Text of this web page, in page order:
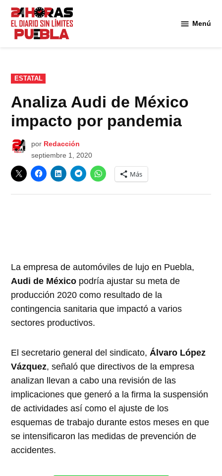
Saltar
contenido
Menú
PUBLICADO
EN
ESTATAL
Analiza Audi de México
impacto por pandemia
por Redacción
septiembre 1, 2020
Más
La empresa de automóviles de lujo en Puebla,
Audi de México podría ajustar su meta de
producción 2020 como resultado de la
contingencia sanitaria que impactó a varios
sectores productivos.
El secretario general del sindicato,Álvaro López
Vázquez, señaló que directivos de la empresa
analizan llevan a cabo una revisión de las
implicaciones que generó a la firma la suspensión
de actividades así como el ajuste de los
esquemas de trabajo durante estos meses en que
se intensificaron las medidas de prevención de
accidentes.